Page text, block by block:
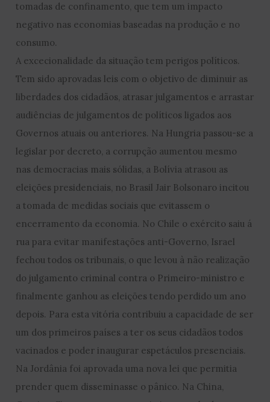
tomadas de confinamento, que tem um impacto
negativo nas economias baseadas na produção e no
consumo.
A excecionalidade da situação tem perigos políticos.
Tem sido aprovadas leis com o objetivo de diminuir as
liberdades dos cidadãos, atrasar julgamentos e arrastar
audiências de julgamentos de políticos ligados aos
Governos atuais ou anteriores. Na Hungria passou-se a
legislar por decreto, a corrupção aumentou mesmo
nas democracias mais sólidas, a Bolívia atrasou as
eleições presidenciais, no Brasil Jair Bolsonaro incitou
a tomada de medidas sociais que evitassem o
encerramento da economia. No Chile o exército saiu á
rua para evitar manifestações anti-Governo, Israel
fechou todos os tribunais, o que levou à não realização
do julgamento criminal contra o Primeiro-ministro e
finalmente ganhou as eleições tendo perdido um ano
depois. Para esta vitória contribuiu a capacidade de ser
um dos primeiros países a ter os seus cidadãos todos
vacinados e poder inaugurar espetáculos presenciais.
Na Jordânia foi aprovada uma nova lei que permitia
prender quem disseminasse o pânico. Na China,